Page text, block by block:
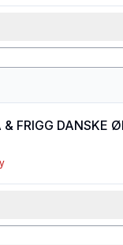
& FRIGG DANSKE